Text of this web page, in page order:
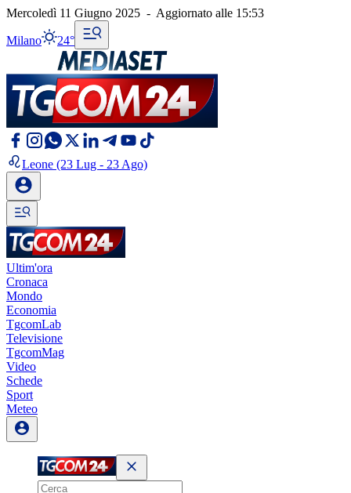
Mercoledì 11 Giugno 2025 - Aggiornato alle 15:53
Milano 24°
Leone (23 Lug - 23 Ago)
Ultim'ora
Cronaca
Mondo
Economia
TgcomLab
Televisione
TgcomMag
Video
Schede
Sport
Meteo